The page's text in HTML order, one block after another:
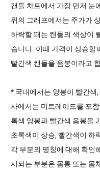
캔들 차트에서 가장 먼저 눈
위의 그래프에서는 주가가
하락할 때는 캔들의 색상이
습니다. 이때 가격이 상승할
빨간색 캔들을 음봉이라고
* 국내에서는 양봉이 빨간색
사에서는 미트레이드를 포
록색 양봉과 빨간색 음봉을
초록색이 상승, 빨간색이 하
각 부분의 명칭에 대해 확인
시되는 부분은 몸통 또는 몸